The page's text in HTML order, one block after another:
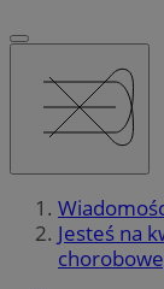
Jesteś na